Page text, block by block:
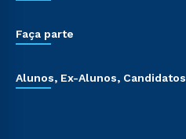
Faça parte
Alunos, Ex-Alunos, Candidatos